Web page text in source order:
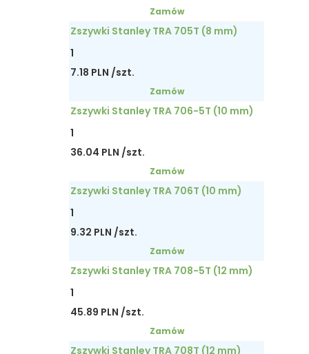
Zamów
Zszywki Stanley TRA 705T (8 mm)
1
7.18 PLN /szt.
Zamów
Zszywki Stanley TRA 706-5T (10 mm)
1
36.04 PLN /szt.
Zamów
Zszywki Stanley TRA 706T (10 mm)
1
9.32 PLN /szt.
Zamów
Zszywki Stanley TRA 708-5T (12 mm)
1
45.89 PLN /szt.
Zamów
Zszywki Stanley TRA 708T (12 mm)